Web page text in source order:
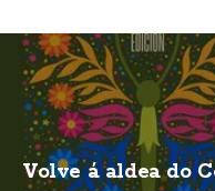
Volve á aldea do